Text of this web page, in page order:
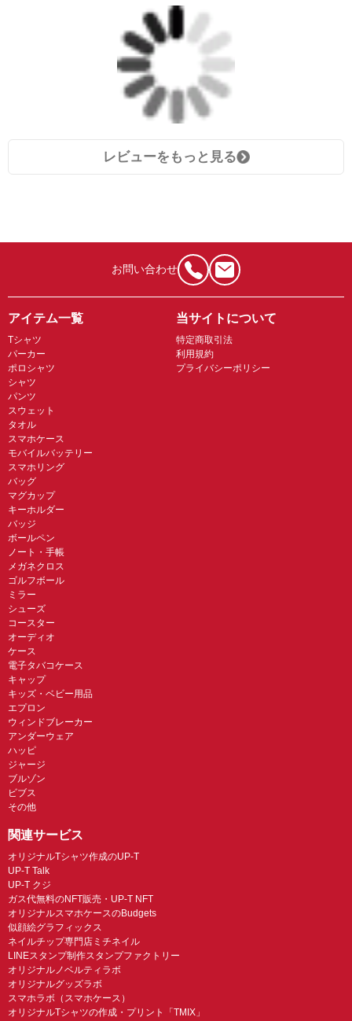
レビューをもっと見る
お問い合わせ
アイテム一覧
Tシャツ
パーカー
ポロシャツ
シャツ
パンツ
スウェット
タオル
スマホケース
モバイルバッテリー
スマホリング
バッグ
マグカップ
キーホルダー
バッジ
ボールペン
ノート・手帳
メガネクロス
ゴルフボール
ミラー
シューズ
コースター
オーディオ
ケース
電子タバコケース
キャップ
キッズ・ベビー用品
エプロン
ウィンドブレーカー
アンダーウェア
ハッピ
ジャージ
ブルゾン
ビブス
その他
当サイトについて
特定商取引法
利用規約
プライバシーポリシー
関連サービス
オリジナルTシャツ作成のUP-T
UP-T Talk
UP-T クジ
ガス代無料のNFT販売・UP-T NFT
オリジナルスマホケースのBudgets
似顔絵グラフィックス
ネイルチップ専門店ミチネイル
LINEスタンプ制作スタンプファクトリー
オリジナルノベルティラボ
オリジナルグッズラボ
スマホラボ（スマホケース）
オリジナルTシャツの作成・プリント「TMIX」